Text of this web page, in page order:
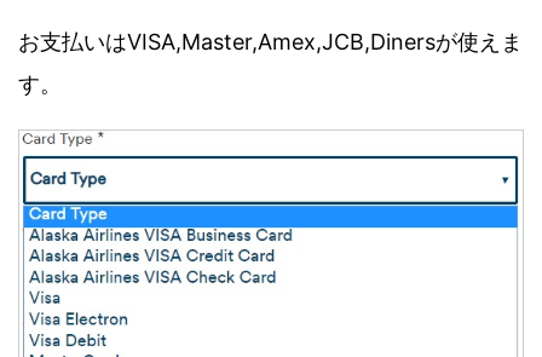
お支払いはVISA,Master,Amex,JCB,Dinersが使えま
す。